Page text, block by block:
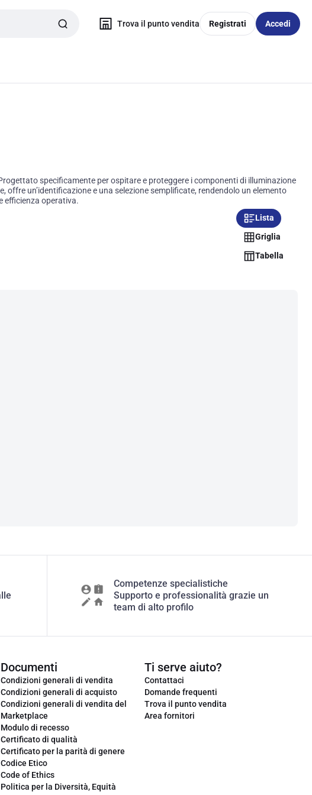
Trova il punto vendita Registrati Accedi
specificamente per ospitare e proteggere i componenti di illuminazione
un’identificazione e una selezione semplificate, rendendolo un elemento
efficienza operativa.
Lista
Griglia
Tabella
Competenze specialistiche
Supporto e professionalità grazie un
team di alto profilo
Documenti
Condizioni generali di vendita
Condizioni generali di acquisto
Condizioni generali di vendita del
Marketplace
Modulo di recesso
Certificato di qualità
Certificato per la parità di genere
Codice Etico
Code of Ethics
Politica per la Diversità, Equità
Ti serve aiuto?
Contattaci
Domande frequenti
Trova il punto vendita
Area fornitori